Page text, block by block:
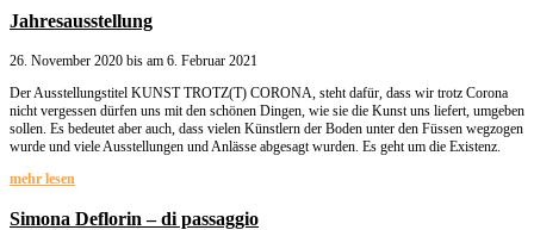
Jahresausstellung
26. November 2020 bis am 6. Februar 2021
Der Ausstellungstitel KUNST TROTZ(T) CORONA, steht dafür, dass wir trotz Corona
nicht vergessen dürfen uns mit den schönen Dingen, wie sie die Kunst uns liefert, umgeben
sollen. Es bedeutet aber auch, dass vielen Künstlern der Boden unter den Füssen wegzogen
wurde und viele Ausstellungen und Anlässe abgesagt wurden. Es geht um die Existenz.
mehr lesen
Simona Deflorin – di passaggio